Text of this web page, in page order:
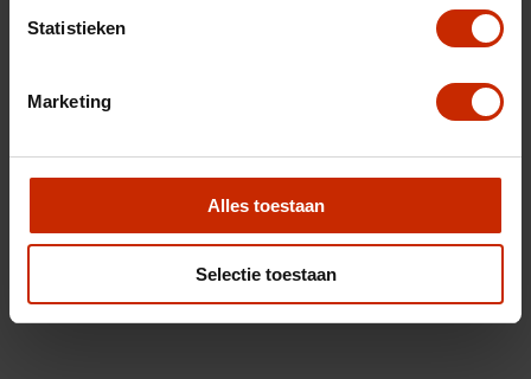
Statistieken
Marketing
Alles toestaan
Selectie toestaan